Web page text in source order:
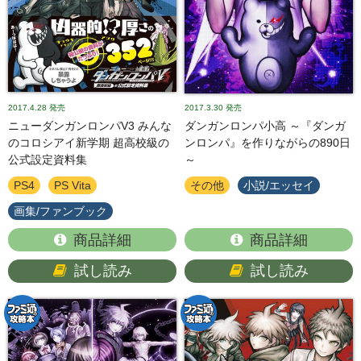
2017.4.28 発売
ニューダンガンロンパV3 みんな
のコロシアイ新学期 超高校級の
公式設定資料集
PS4 PS Vita
画集/ファンブック
商品詳細
試し読み
2017.3.30 発売
ダンガンロンパ小高 ～『ダンガ
ンロンパ』を作りながらの890日
～
その他 小説/エッセイ
商品詳細
試し読み